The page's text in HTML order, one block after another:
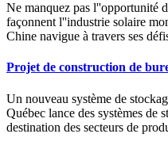
Ne manquez pas l''opportunité
façonnent l''industrie solaire
Chine navigue à travers ses
Projet de construction de
Un nouveau système de
Québec lance des systèmes de
destination des secteurs de